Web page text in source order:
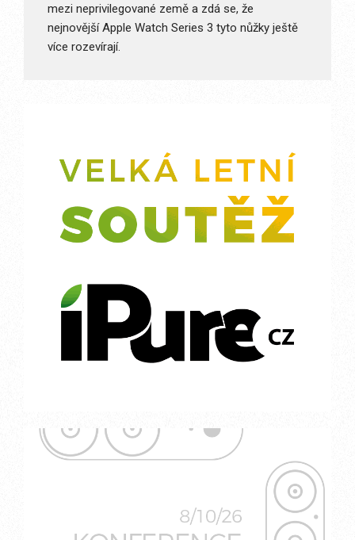
mezi neprivilegované země a zdá se, že
nejnovější Apple Watch Series 3 tyto nůžky ještě
více rozevírají.